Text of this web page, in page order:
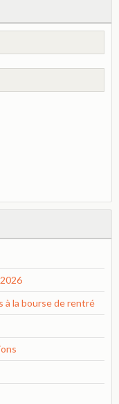
à la bourse de rentré